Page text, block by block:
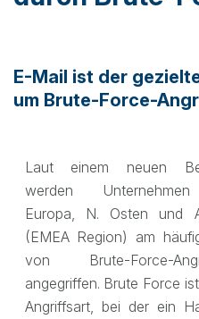
E-Mail ist der
um Brute-Force-
Laut einem neuen
werden
Europa, N. Osten und
(EMEA Region) am
von Brute-Force-
angegriffen. Brute Force
Angriffsart, bei der ein